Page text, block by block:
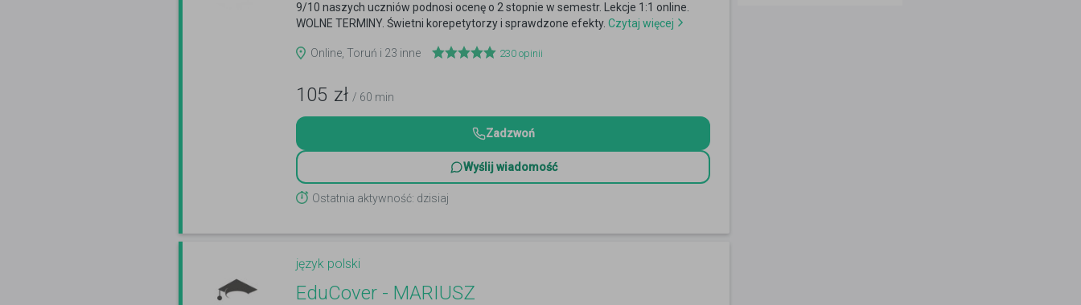
9/10 naszych uczniów podnosi ocenę o 2 stopnie w semestr. Lekcje 1:1 online.
WOLNE TERMINY. Świetni korepetytorzy i sprawdzone efekty. Czytaj więcej
Online, Toruń i 23 inne 230 opinii
105 zł / 60 min
Zadzwoń
Wyślij wiadomość
Ostatnia aktywność: dzisiaj
język polski
EduCover - MARIUSZ